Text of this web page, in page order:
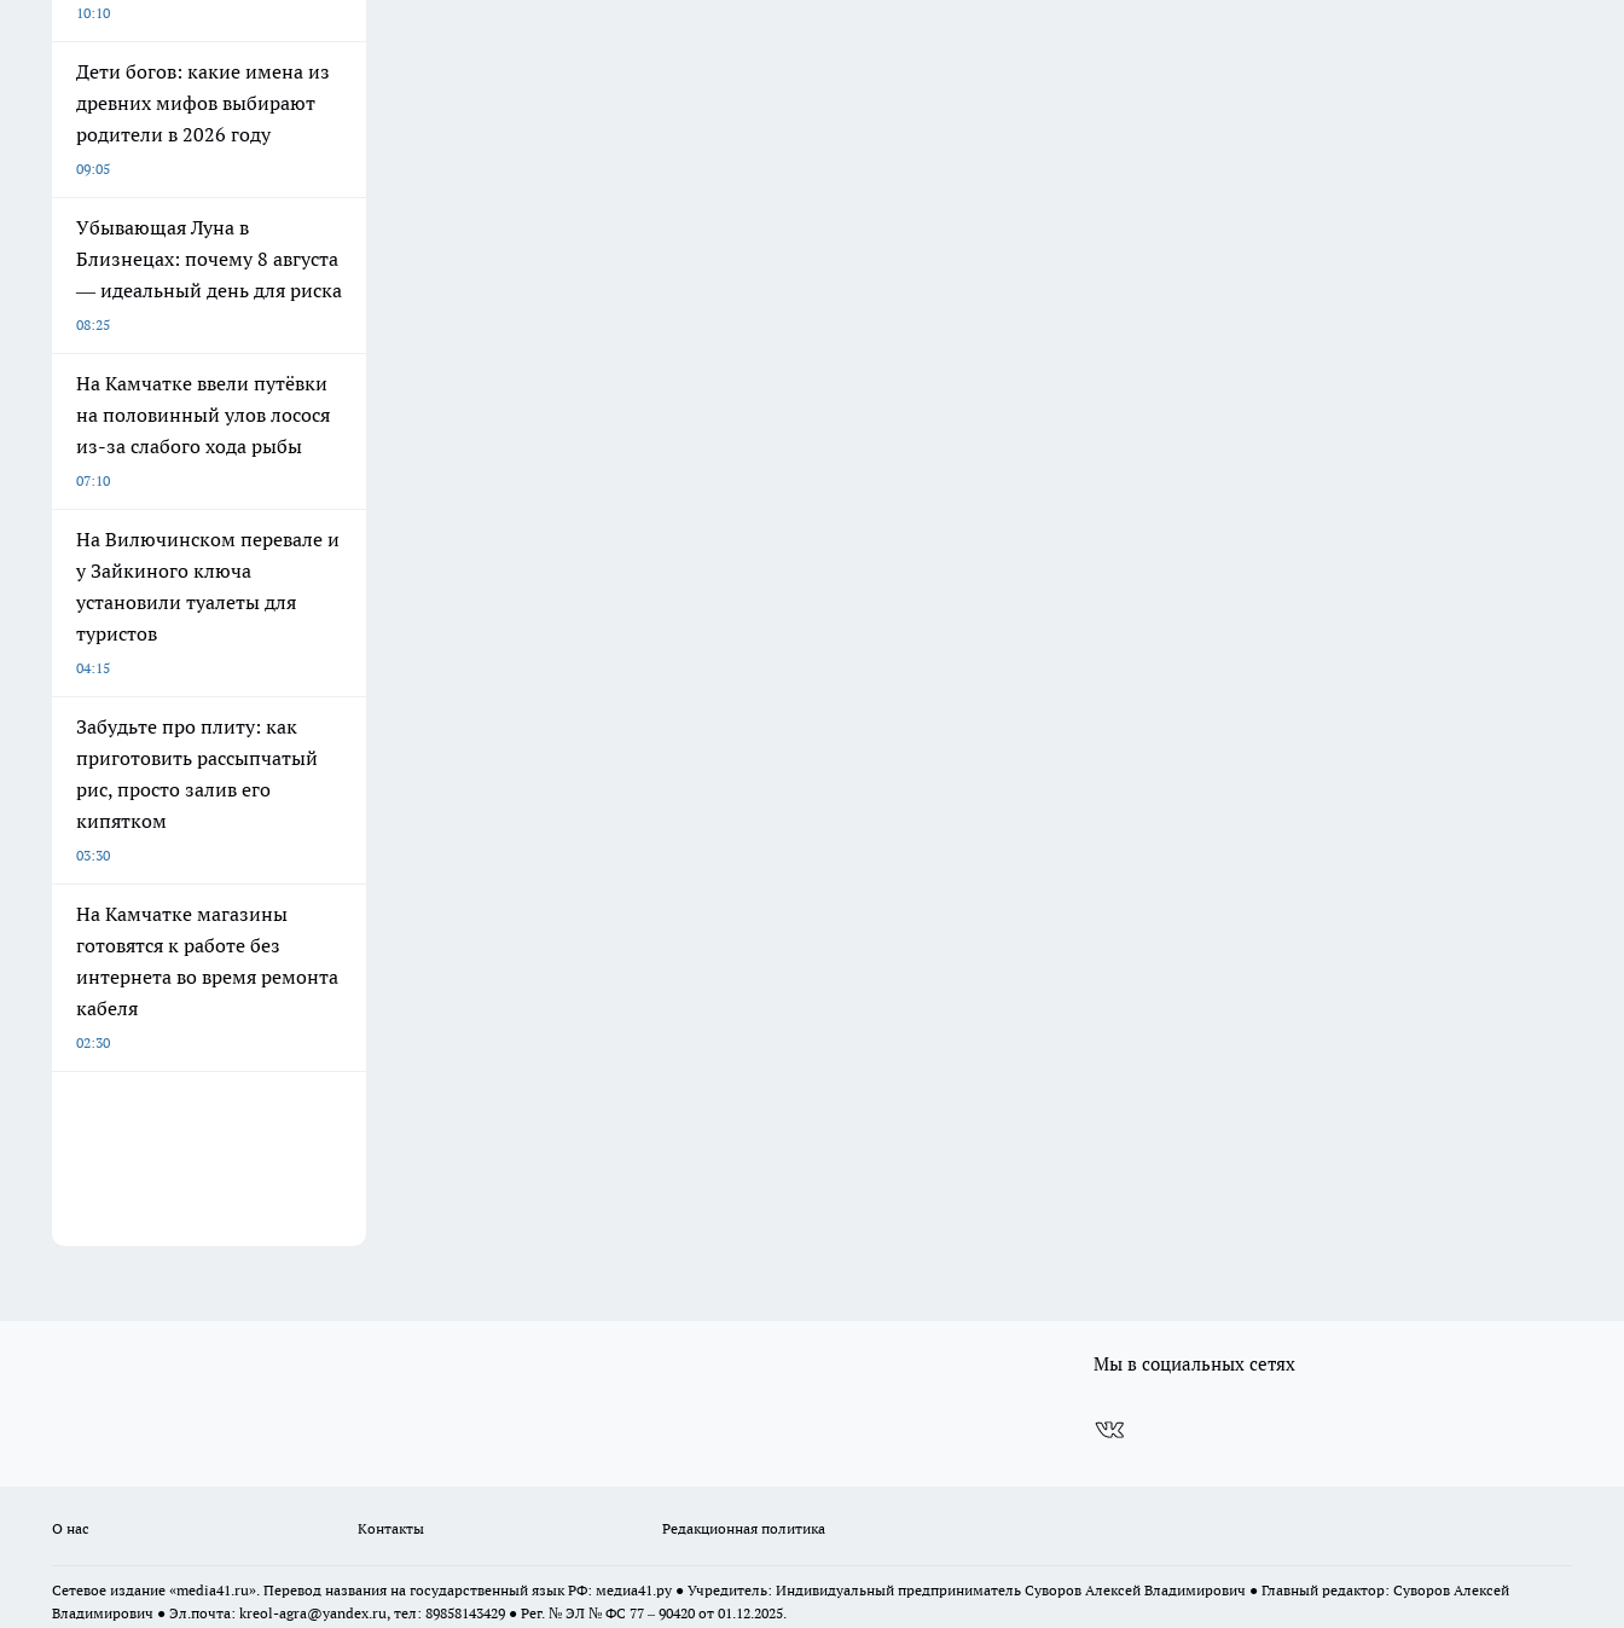
10:10
Дети богов: какие имена из
древних мифов выбирают
родители в 2026 году
09:05
Убывающая Луна в
Близнецах: почему 8 августа
— идеальный день для риска
08:25
На Камчатке ввели путёвки
на половинный улов лосося
из-за слабого хода рыбы
07:10
На Вилючинском перевале и
у Зайкиного ключа
установили туалеты для
туристов
04:15
Забудьте про плиту: как
приготовить рассыпчатый
рис, просто залив его
кипятком
03:30
На Камчатке магазины
готовятся к работе без
интернета во время ремонта
кабеля
02:30
Мы в социальных сетях
О нас Контакты Редакционная политика
Сетевое издание «media41.ru». Перевод названия на государственный язык РФ: медиа41.ру ● Учредитель: Индивидуальный предприниматель Суворов Алексей Владимирович ● Главный редактор: Суворов Алексей
Владимирович ● Эл.почта: kreol-agra@yandex.ru, тел: 89858143429 ● Рег. № ЭЛ № ФС 77 – 90420 от 01.12.2025.